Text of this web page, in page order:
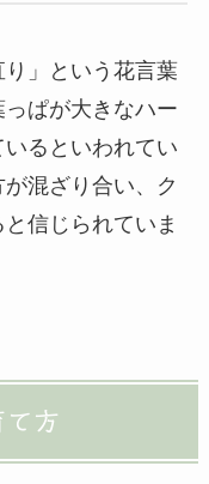
」という花言葉
ぱが大きなハー
いるといわれてい
混ざり合い、ク
信じられていま
て方